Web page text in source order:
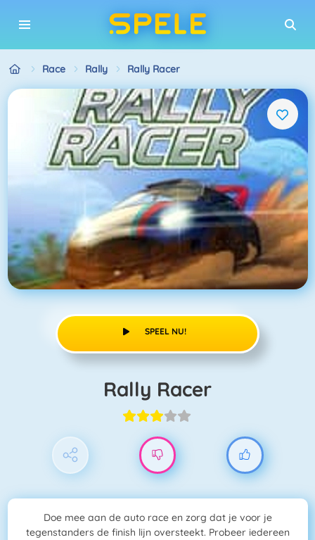
Race Rally Rally Racer
SPEEL NU!
Rally Racer
Doe mee aan de auto race en zorg dat je voor je
tegenstanders de finish lijn oversteekt. Probeer iedereen